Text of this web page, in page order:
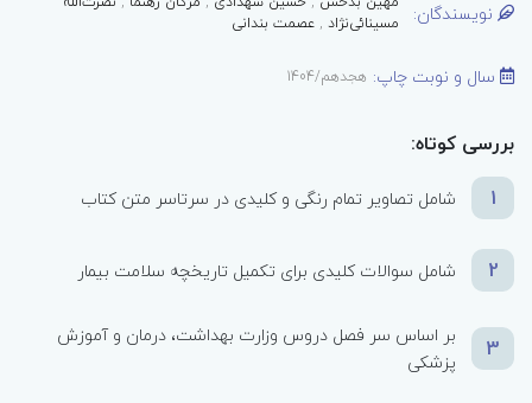
نویسندگان:
مسینائی‌نژاد ,عصمت بندانی
سال و نوبت چاپ: هجدهم/1404
بررسی کوتاه:
1
شامل تصاویر تمام رنگی و کلیدی در سرتاسر متن کتاب
2 شامل سوالات کلیدی برای تکمیل تاریخچه سلامت بیمار
3
بر اساس سر فصل دروس وزارت بهداشت، درمان و آموزش
پزشکی